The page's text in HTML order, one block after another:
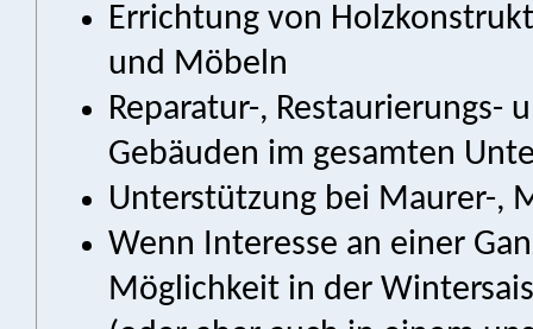
Errichtung von
und Möbeln
Reparatur-, Restaurierungs-
Gebäuden im gesamten
Unterstützung bei Maurer-,
Wenn Interesse an einer
Möglichkeit in der